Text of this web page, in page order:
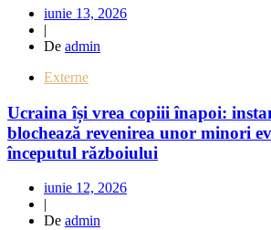
iunie 13, 2026
|
De admin
Externe
Ucraina își vrea copiii înapoi:
blochează revenirea unor minori
începutul războiului
iunie 12, 2026
|
De admin